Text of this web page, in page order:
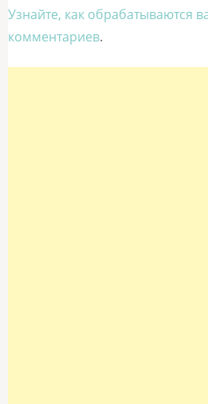
Узнайте, как обрабатываются
комментариев.